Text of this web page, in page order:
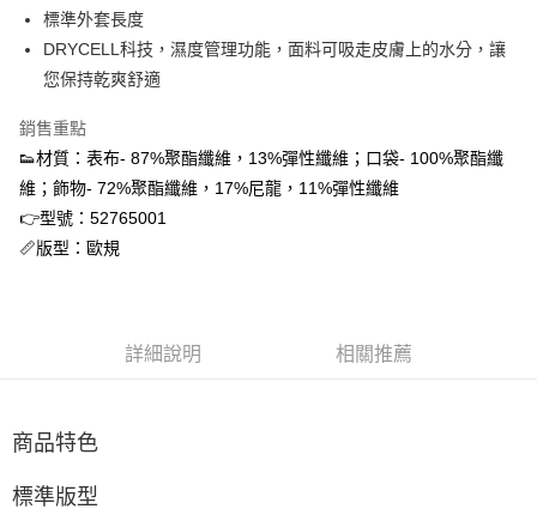
元大商業銀行
玉山商業銀行
星展（台灣）商業銀行
台灣樂天信用卡公司
全家取貨付款
付款後全家取貨
每筆NT$60，滿NT$1,500(含以上)免運費
7-11取貨付款
每筆NT$60，滿NT$1,500(含以上)免運費
免運費
標準外套長度
DRYCELL科技，濕度管理功能，面料可吸走皮膚上的水分，讓
您保持乾爽舒適
銷售重點
👟材質：表布- 87%聚酯纖維，13%彈性纖維；口袋- 100%聚酯纖
維；飾物- 72%聚酯纖維，17%尼龍，11%彈性纖維
👉型號：52765001
📏版型：歐規
詳細說明 相關推薦
商品特色
標準版型